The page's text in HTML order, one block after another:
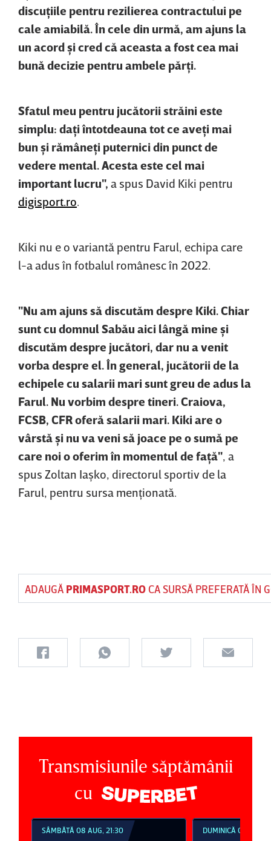
discuţiile pentru rezilierea contractului pe
cale amiabilă. În cele din urmă, am ajuns la
un acord şi cred că aceasta a fost cea mai
bună decizie pentru ambele părţi.
Sfatul meu pentru jucătorii străini este
simplu: daţi întotdeauna tot ce aveţi mai
bun şi rămâneţi puternici din punct de
vedere mental. Acesta este cel mai
important lucru", a spus David Kiki pentru
digisport.ro
Kiki nu e o variantă pentru Farul, echipa care
l-a adus în fotbalul românesc în 2022.
"Nu am ajuns să discutăm despre Kiki. Chiar
sunt cu domnul Sabău aici lângă mine şi
discutăm despre jucători, dar nu a venit
vorba despre el. În general, jucătorii de la
echipele cu salarii mari sunt greu de adus la
Farul. Nu vorbim despre tineri. Craiova,
FCSB, CFR oferă salarii mari. Kiki are o
vârstă şi nu va veni să joace pe o sumă pe
care noi o oferim în momentul de faţă" , a
spus Zoltan Iaşko, directorul sportiv de la
Farul, pentru sursa menţionată.
ADAUGĂ PRIMASPORT.ROCA SURSĂ PREFERATĂ ÎN
Transmisiunile săptămânii
cu
SÂMBĂTĂ 08 AUG, 21:30 DUMINICĂ 09 AUG,